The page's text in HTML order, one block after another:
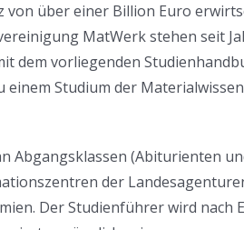
von über einer Billion Euro
MatWerk stehen seit
dem vorliegenden
einem Studium der
Abgangsklassen (Abiturienten
der
Der Studienführer wird